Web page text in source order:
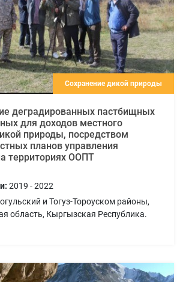
Сохранение дикой природы
деградированных пастбищных
для доходов местного
природы, посредством
планов управления
территориях ООПТ
2019 - 2022
и Тогуз-Тороуском районы,
область, Кыргызская Республика.